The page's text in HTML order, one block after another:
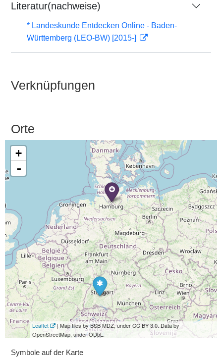
Literatur(nachweise)
* Landeskunde Entdecken Online - Baden-
Württemberg (LEO-BW) [2015-]
Verknüpfungen
Orte
+
-
Leaflet
| Map tiles by BSB MDZ, under CC BY 3.0. Data by
OpenStreetMap, under ODbL.
Symbole auf der Karte